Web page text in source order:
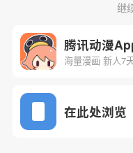
继
腾讯动漫
海量漫画 新人7
在此处浏览